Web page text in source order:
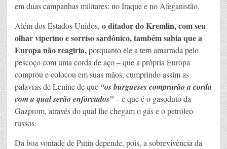
em duas campanhas militares: no Iraque e no Afeganistão.
Além dos Estados Unidos, o ditador do Kremlin, com seu
olhar viperino e sorriso sardônico, também sabia que a
Europa não reagiria,porquanto ele a tem amarrada pelo
pescoço com uma corda de aço – que a própria Europa
comprou e colocou em suas mãos, cumprindo assim as
palavras de Lenine de que “os burgueses comprarão a corda
com a qual serão enforcados”– e que é o gasoduto da
Gazprom, através do qual lhe chegam o gás e o petróleo
russos.
Da boa vontade de Putin depende, pois, a sobrevivência da